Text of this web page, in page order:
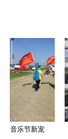
音乐节新宠